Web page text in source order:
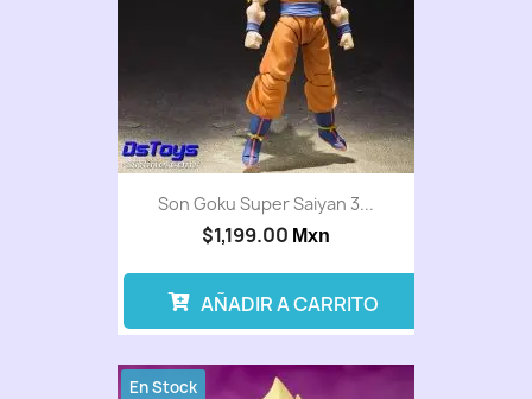
Son Goku Super Saiyan 3...
$1,199.00 Mxn
AÑADIR A CARRITO
En Stock